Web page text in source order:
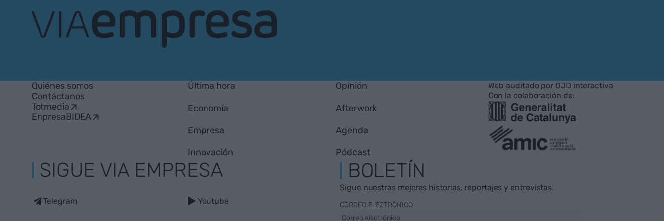
Quiénes somos
Contáctanos
Totmedia
EnpresaBIDEA
Última hora
Economía
Empresa
Innovación
Opinión
Afterwork
Agenda
Pódcast
Web auditado por OJD interactiva
Con la colaboración de:
SIGUE VIA EMPRESA
Telegram Youtube
BOLETÍN
Sigue nuestras mejores historias, reportajes y entrevistas.
CORREO ELECTRÓNICO